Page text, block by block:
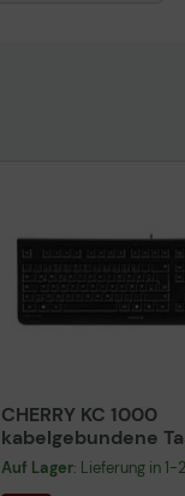
CHERRY KC 1000
kabelgebundene
QWERTZ DE -
Auf Lager: Lieferung in